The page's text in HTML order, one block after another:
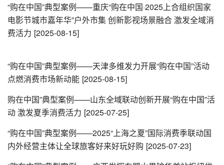
“购在中国”典型案例——重庆“购在中国·2025上合组织国家
电影节城市嘉年华”户外市集 ‌创新影视场景融合 激发全域消
费活力 [2025-08-15]
“购在中国”典型案例——天津多维发力开展“购在中国”活动
点燃消费市场新动能 [2025-08-15]
购在中国”典型案例——山东全域联动创新开展“购在中国”活
动 激发夏季消费活力 [2025-07-25]
“购在中国”典型案例——2025“上海之夏”国际消费季联动国
内外经营主体让全球旅客好来好玩好购 [2025-07-23]